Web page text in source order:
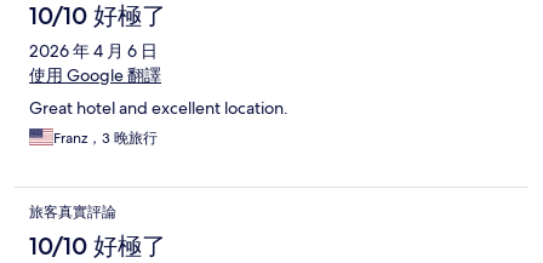
10/10 好極了
2026 年 4 月 6 日
使用 Google 翻譯
Great hotel and excellent location.
Franz，3 晚旅行
旅客真實評論
10/10 好極了